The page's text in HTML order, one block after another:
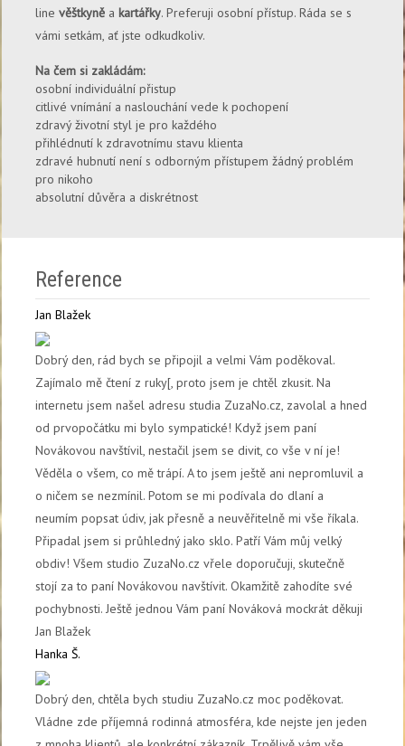
linevěštkyně akartářky. Preferuji osobní přístup. Ráda se s
vámi setkám, ať jste odkudkoliv.
Na čem si zakládám:
osobní individuální přistup
citlivé vnímání a naslouchání vede k pochopení
zdravý životní styl je pro každého
přihlédnutí k zdravotnímu stavu klienta
zdravé hubnutí není s odborným přístupem žádný problém
pro nikoho
absolutní důvěra a diskrétnost
Reference
Jan Blažek
Dobrý den, rád bych se připojil a velmi Vám poděkoval.
Zajímalo mě čtení z ruky[, proto jsem je chtěl zkusit. Na
internetu jsem našel adresu studia ZuzaNo.cz, zavolal a hned
od prvopočátku mi bylo sympatické! Když jsem paní
Novákovou navštívil, nestačil jsem se divit, co vše v ní je!
Věděla o všem, co mě trápí. A to jsem ještě ani nepromluvil a
o ničem se nezmínil. Potom se mi podívala do dlaní a
neumím popsat údiv, jak přesně a neuvěřitelně mi vše říkala.
Připadal jsem si průhledný jako sklo. Patří Vám můj velký
obdiv! Všem studio ZuzaNo.cz vřele doporučuji, skutečně
stojí za to paní Novákovou navštívit. Okamžitě zahodíte své
pochybnosti. Ještě jednou Vám paní Nováková mockrát děkuji
Jan Blažek
Hanka Š.
Dobrý den, chtěla bych studiu ZuzaNo.cz moc poděkovat.
Vládne zde příjemná rodinná atmosféra, kde nejste jen jeden